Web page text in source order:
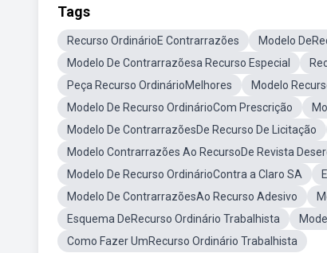
Tags
Recurso OrdinárioE Contrarrazões Modelo
Modelo De Contrarrazõesa Recurso Especial
Peça Recurso OrdinárioMelhores
Modelo
Modelo De Recurso OrdinárioCom Prescrição
Modelo De ContrarrazõesDe Recurso De Licitação
Modelo Contrarrazões Ao RecursoDe Revista
Modelo De Recurso OrdinárioContra a Claro SA
Modelo De ContrarrazõesAo Recurso Adesivo
Esquema DeRecurso Ordinário Trabalhista
Como Fazer UmRecurso Ordinário Trabalhista